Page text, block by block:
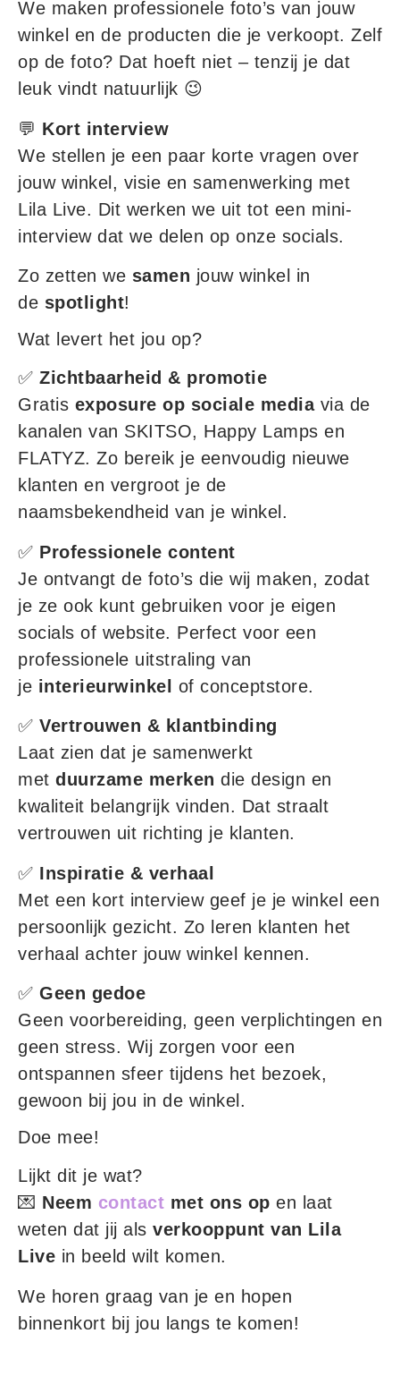
We maken professionele foto’s van jouw
winkel en de producten die je verkoopt. Zelf
op de foto? Dat hoeft niet – tenzij je dat
leuk vindt natuurlijk 😉
💬 Kort interview
We stellen je een paar korte vragen over
jouw winkel, visie en samenwerking met
Lila Live. Dit werken we uit tot een mini-
interview dat we delen op onze socials.
Zo zetten we samen jouw winkel in
de spotlight!
Wat levert het jou op?
✅ Zichtbaarheid & promotie
Gratis exposure op sociale mediavia de
kanalen van SKITSO, Happy Lamps en
FLATYZ. Zo bereik je eenvoudig nieuwe
klanten en vergroot je de
naamsbekendheid van je winkel.
✅ Professionele content
Je ontvangt de foto’s die wij maken, zodat
je ze ook kunt gebruiken voor je eigen
socials of website. Perfect voor een
professionele uitstraling van
je interieurwinkel of conceptstore.
✅ Vertrouwen & klantbinding
Laat zien dat je samenwerkt
met duurzame merken die design en
kwaliteit belangrijk vinden. Dat straalt
vertrouwen uit richting je klanten.
✅ Inspiratie & verhaal
Met een kort interview geef je je winkel een
persoonlijk gezicht. Zo leren klanten het
verhaal achter jouw winkel kennen.
✅ Geen gedoe
Geen voorbereiding, geen verplichtingen en
geen stress. Wij zorgen voor een
ontspannen sfeer tijdens het bezoek,
gewoon bij jou in de winkel.
Doe mee!
Lijkt dit je wat?
💌 Neem contact met ons op en laat
weten dat jij als verkooppunt van Lila
Live in beeld wilt komen.
We horen graag van je en hopen
binnenkort bij jou langs te komen!